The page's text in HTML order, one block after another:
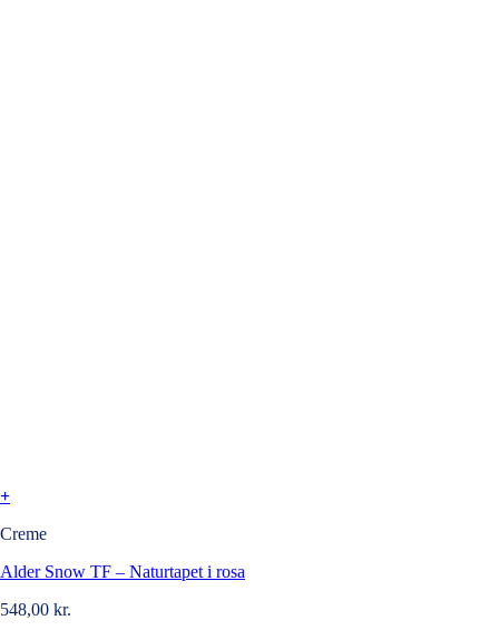
+
Creme
Alder Snow TF – Naturtapet i rosa
548,00 kr.